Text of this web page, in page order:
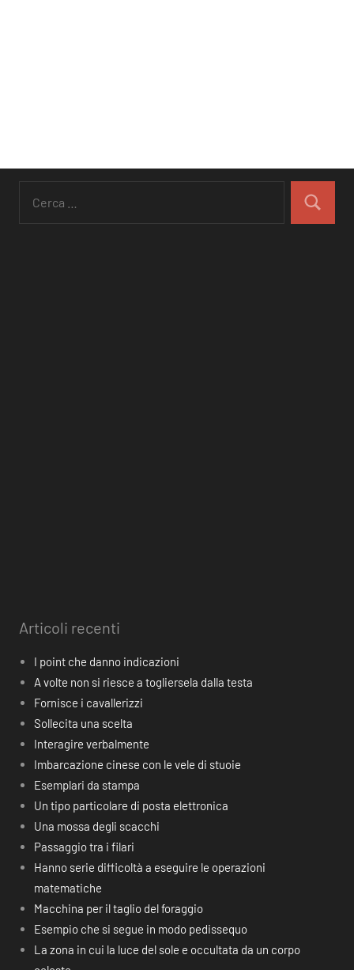
Articoli recenti
I point che danno indicazioni
A volte non si riesce a togliersela dalla testa
Fornisce i cavallerizzi
Sollecita una scelta
Interagire verbalmente
Imbarcazione cinese con le vele di stuoie
Esemplari da stampa
Un tipo particolare di posta elettronica
Una mossa degli scacchi
Passaggio tra i filari
Hanno serie difficoltà a eseguire le operazioni
matematiche
Macchina per il taglio del foraggio
Esempio che si segue in modo pedissequo
La zona in cui la luce del sole e occultata da un corpo